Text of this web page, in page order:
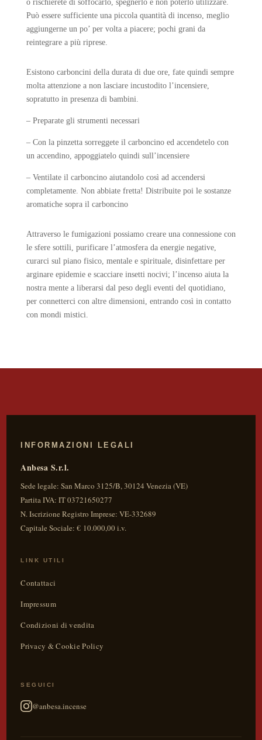
o rischierete di soffocarlo, spegnerlo e non poterlo utilizzare.
Può essere sufficiente una piccola quantità di incenso, meglio
aggiungerne un po’ per volta a piacere; pochi grani da
reintegrare a più riprese.
Esistono carboncini della durata di due ore, fate quindi sempre
molta attenzione a non lasciare incustodito l’incensiere,
sopratutto in presenza di bambini.
– Preparate gli strumenti necessari
– Con la pinzetta sorreggete il carboncino ed accendetelo con
un accendino, appoggiatelo quindi sull’incensiere
– Ventilate il carboncino aiutandolo così ad accendersi
completamente. Non abbiate fretta! Distribuite poi le sostanze
aromatiche sopra il carboncino
Attraverso le fumigazioni possiamo creare una connessione con
le sfere sottili, purificare l’atmosfera da energie negative,
curarci sul piano fisico, mentale e spirituale, disinfettare per
arginare epidemie e scacciare insetti nocivi; l’incenso aiuta la
nostra mente a liberarsi dal peso degli eventi del quotidiano,
per connetterci con altre dimensioni, entrando così in contatto
con mondi mistici.
INFORMAZIONI LEGALI
Anbesa S.r.l.
Sede legale:San Marco 3125/B,30124 Venezia(VE)
Partita IVA:IT 03721650277
N. Iscrizione Registro Imprese: VE-332689
Capitale Sociale: € 10.000,00 i.v.
LINK UTILI
Contattaci
Impressum
Condizioni di vendita
Privacy & Cookie Policy
SEGUICI
@anbesa.incense